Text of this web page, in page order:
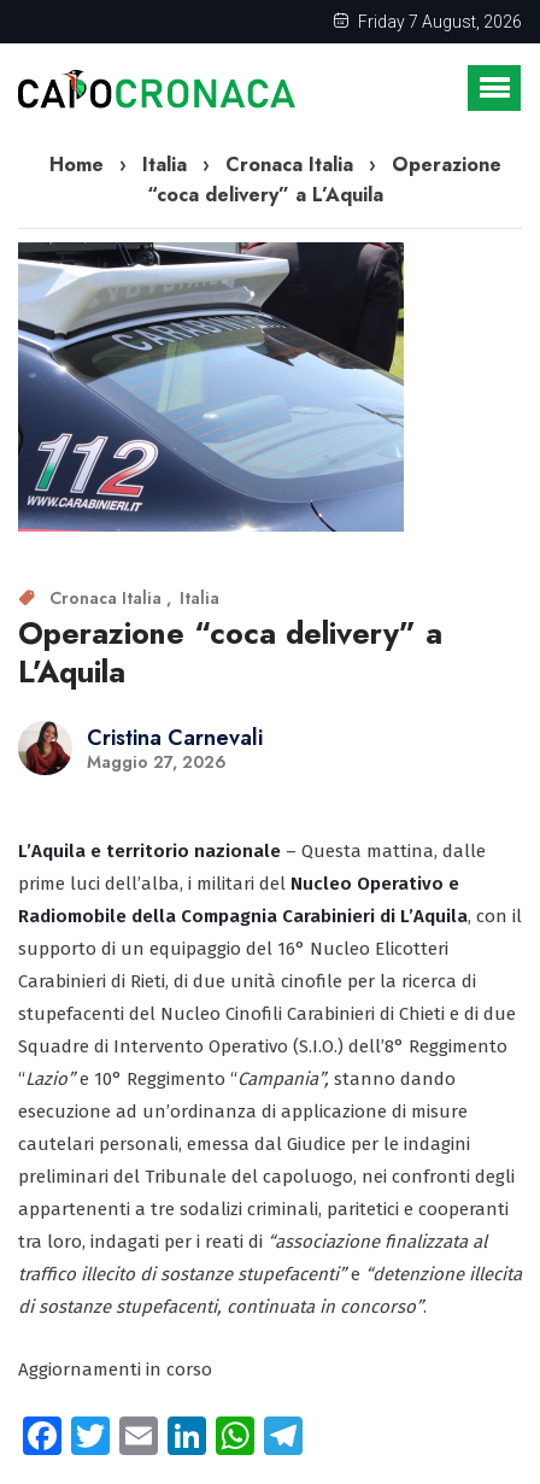
Friday 7 August, 2026
Home › Italia › Cronaca Italia ›
Operazione
“coca delivery” a L’Aquila
Cronaca Italia Italia
Operazione “coca delivery” a
L’Aquila
Cristina Carnevali
Maggio 27, 2026
L’Aquila e territorio nazionale – Questa mattina, dalle
prime luci dell’alba, i militari del Nucleo Operativo e
Radiomobile della Compagnia Carabinieri di L’Aquila, con il
supporto di un equipaggio del 16° Nucleo Elicotteri
Carabinieri di Rieti, di due unità cinofile per la ricerca di
stupefacenti del Nucleo Cinofili Carabinieri di Chieti e di due
Squadre di Intervento Operativo (S.I.O.) dell’8° Reggimento
“Lazio”e 10° Reggimento “Campania”, stanno dando
esecuzione ad un’ordinanza di applicazione di misure
cautelari personali, emessa dal Giudice per le indagini
preliminari del Tribunale del capoluogo, nei confronti degli
appartenenti a tre sodalizi criminali, paritetici e cooperanti
tra loro, indagati per i reati di “associazione finalizzata al
traffico illecito di sostanze stupefacenti”e “detenzione illecita
di sostanze stupefacenti, continuata in concorso”.
Aggiornamenti in corso
Fa T E Li W